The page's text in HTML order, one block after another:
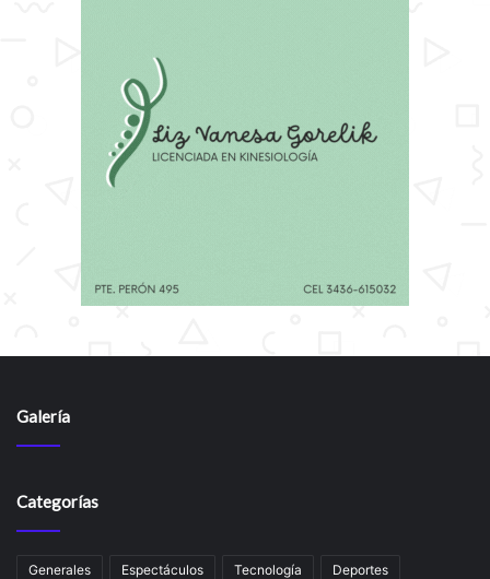
Galería
Categorías
Generales Espectáculos Tecnología Deportes